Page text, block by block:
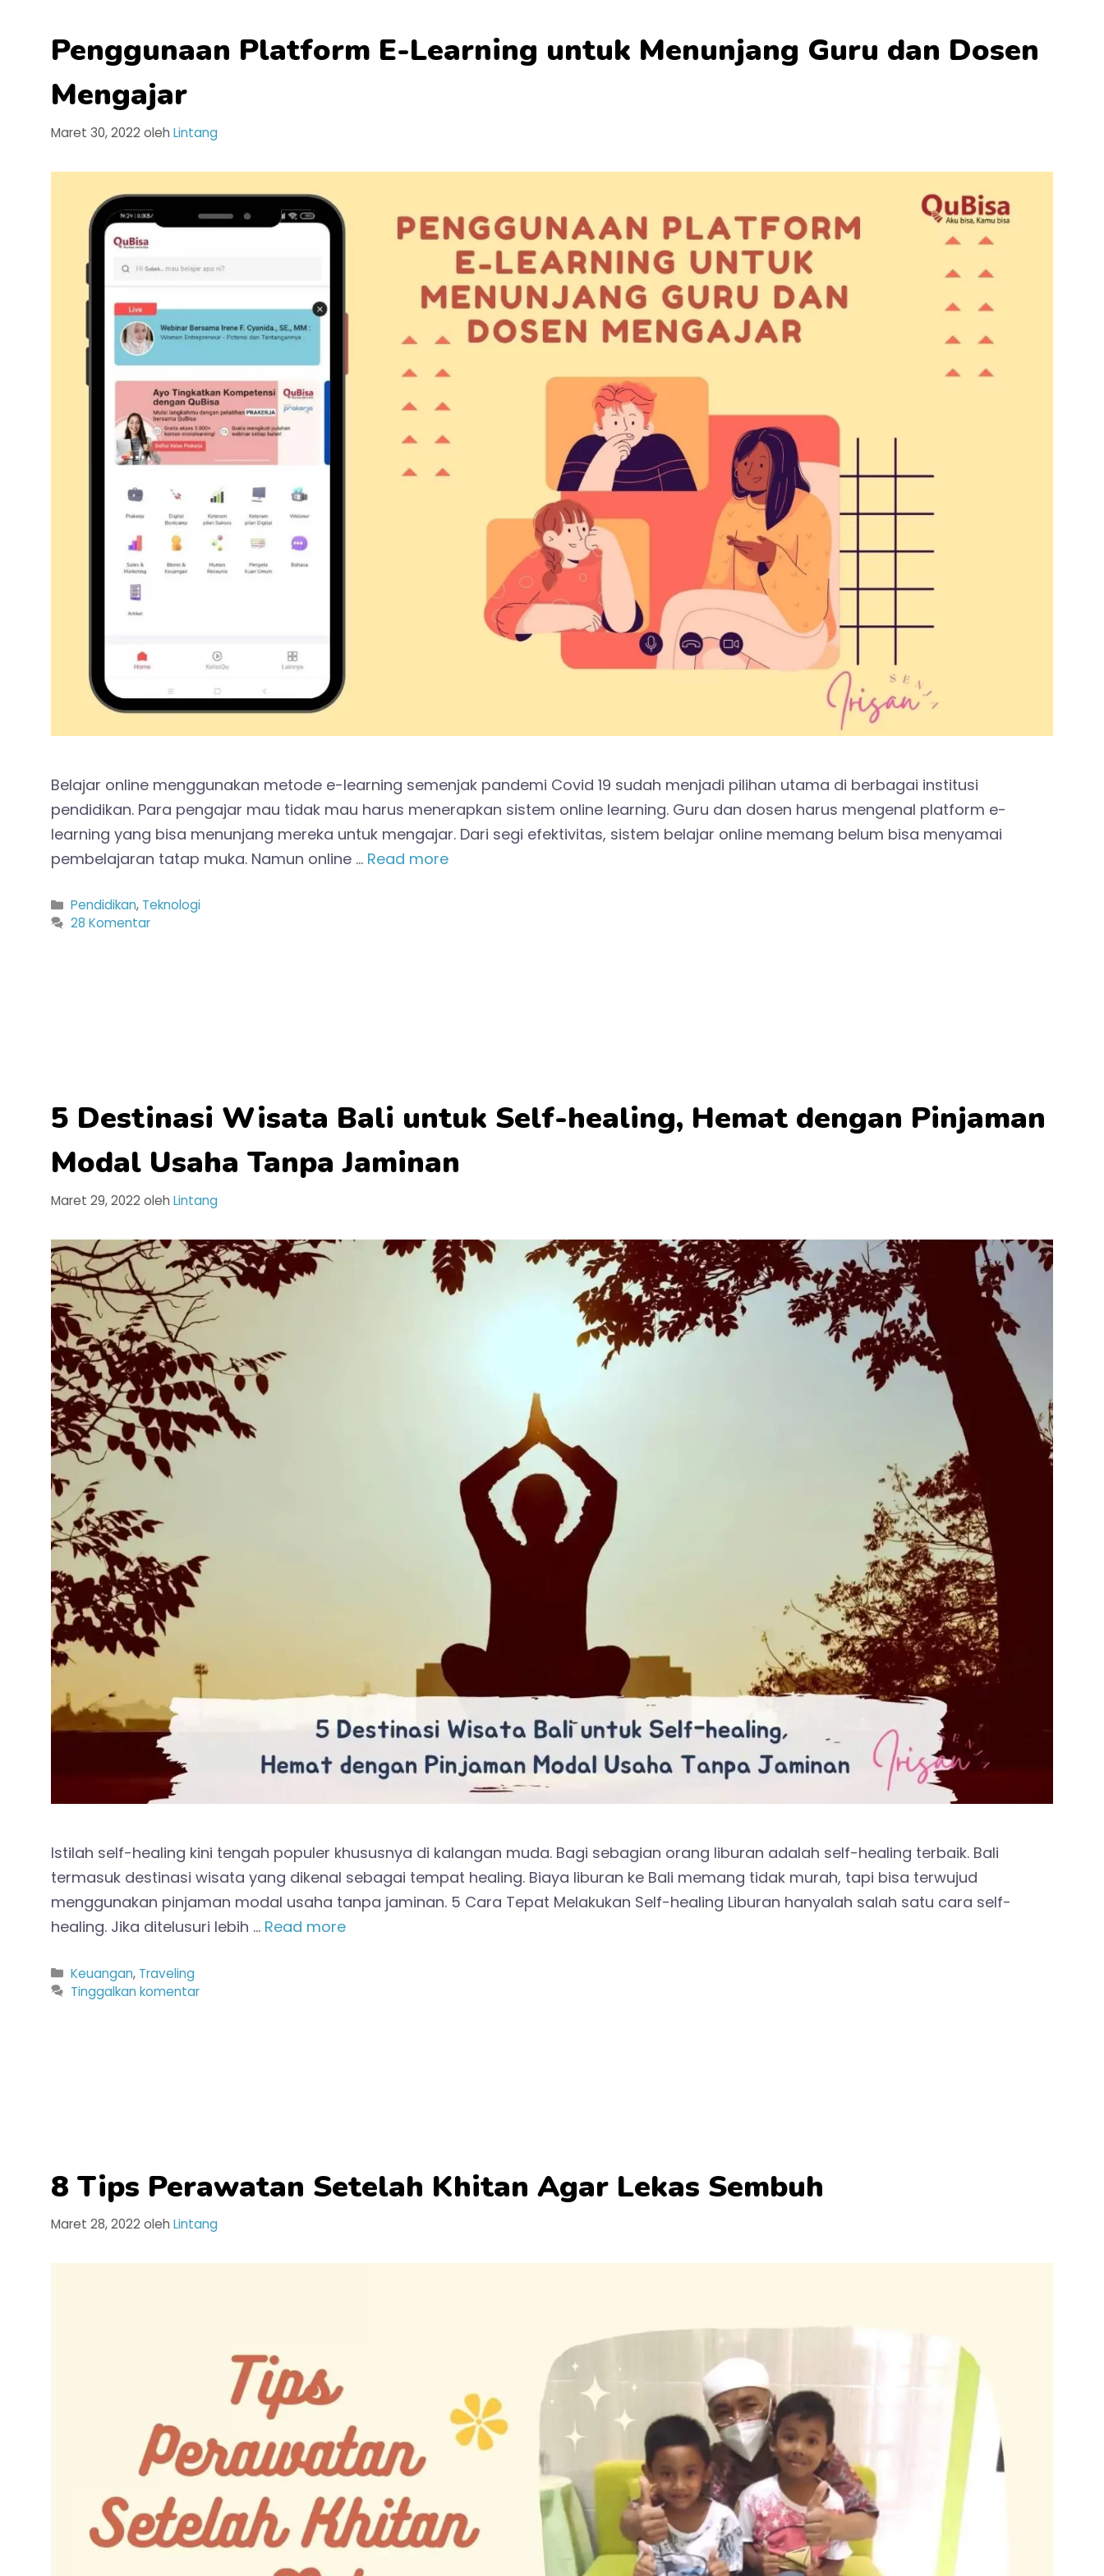
Penggunaan Platform E-Learning untuk Menunjang Guru dan Dosen
Mengajar
Maret 30, 2022 oleh Lintang
Belajar online menggunakan metode e-learning semenjak pandemi Covid 19 sudah menjadi pilihan utama di berbagai institusi
pendidikan. Para pengajar mau tidak mau harus menerapkan sistem online learning. Guru dan dosen harus mengenal platform e-
learning yang bisa menunjang mereka untuk mengajar. Dari segi efektivitas, sistem belajar online memang belum bisa menyamai
pembelajaran tatap muka. Namun online … Read more
Kategori
Pendidikan, Teknologi
28 Komentar
5 Destinasi Wisata Bali untuk Self-healing, Hemat dengan Pinjaman
Modal Usaha Tanpa Jaminan
Maret 29, 2022 oleh Lintang
Istilah self-healing kini tengah populer khususnya di kalangan muda. Bagi sebagian orang liburan adalah self-healing terbaik. Bali
termasuk destinasi wisata yang dikenal sebagai tempat healing. Biaya liburan ke Bali memang tidak murah, tapi bisa terwujud
menggunakan pinjaman modal usaha tanpa jaminan. 5 Cara Tepat Melakukan Self-healing Liburan hanyalah salah satu cara self-
healing. Jika ditelusuri lebih … Read more
Kategori
Keuangan, Traveling
Tinggalkan komentar
8 Tips Perawatan Setelah Khitan Agar Lekas Sembuh
Maret 28, 2022 oleh Lintang